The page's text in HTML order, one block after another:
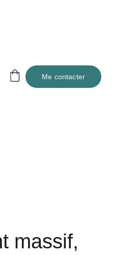
Me contacter
massif,